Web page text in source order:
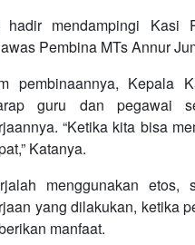
hadir mendampingi Kasi
Pembina MTs Annur
pembinaannya, Kepala
guru dan pegawai
“Ketika kita bisa
Katanya.
menggunakan
yang dilakukan, ketika
manfaat.